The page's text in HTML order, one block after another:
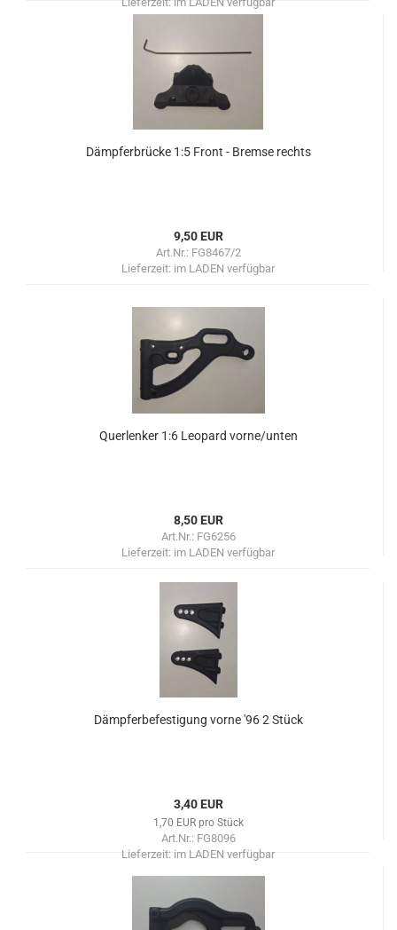
Dämpferbrücke 1:5 Front - Bremse rechts
9,50 EUR
Art.Nr.: FG8467/2
Lieferzeit: im LADEN verfügbar
Querlenker 1:6 Leopard vorne/unten
8,50 EUR
Art.Nr.: FG6256
Lieferzeit: im LADEN verfügbar
Dämpferbefestigung vorne '96 2 Stück
3,40 EUR
1,70 EUR pro Stück
Art.Nr.: FG8096
Lieferzeit: im LADEN verfügbar